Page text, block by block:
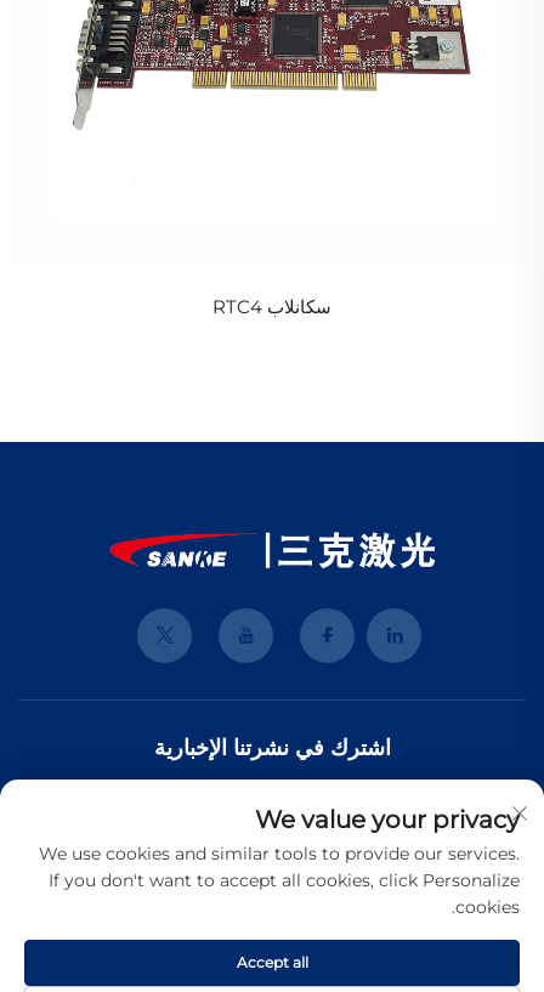
سكانلاب RTC4
اشترك في نشرتنا الإخبارية
انضم إلى نشرتنا الإخبارية لتلقي أحدث الأخبار والتحديثات والرؤى من فريقنا.
We value your privacy
We use cookies and similar tools to provide our services.
If you don't want to accept all cookies, click Personalize
cookies.
Accept all